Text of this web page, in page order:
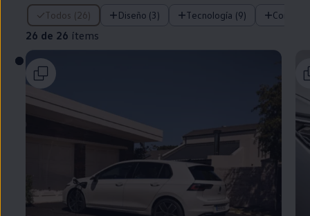
Todos (26) Diseño (3) Tecnología (9) Confort
26 de 26 ítems
26 de 26 ítems